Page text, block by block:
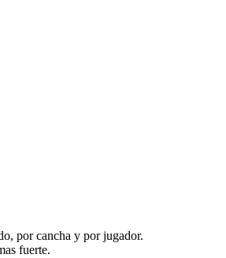
por cancha y por jugador.
fuerte.